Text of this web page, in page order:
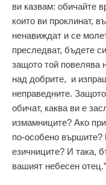
ви казвам: обичайте
които ви проклинат,
ненавиждат и се
преследват, бъдете
защото той повелява
над добрите, и
неправедните.
обичат, каква ви е
измамниците? Ако
по-особено
езичниците? И така,
вашият небесен